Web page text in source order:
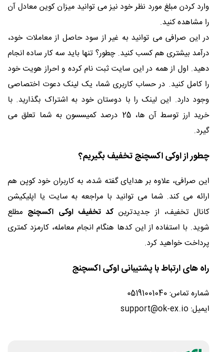
وارد کردن مبلغ مورد نظر خود نیز می توانید میزان کوین معادل آن
را مشاهده کنید.
در این صرافی می توانید به غیر از سود حاصل از معاملات خود،
درآمد بیشتری هم کسب کنید. چطور؟ تنها باید سه کار ساده انجام
دهید. اول از همه در این سایت ثبت نام کرده و احراز هویت خود
را کامل کنید. در حساب کاربری شما، یک لینک دعوت اختصاصی
وجود دارد. این لینک را با دوستان خود به اشتراک بگذارید. با
خرید ارز توسط آن ها، 25 درصد کمیسسون به شما تعلق می
گیرد.
چطور از اوکی اکسچنج تخفیف بگیریم؟
این صرافی، علاوه بر هدایای گفته شده، به کاربران خود کوپن هم
ارائه می کند. شما می توانید با مراجعه به سایت یا اپلیکیشن
کانال تخفیف، از جدیدترینکد تخفیف اوکی اکسچنج مطلع
شوید. با استفاده از این کدها هنگام انجام معامله، کارمزد کمتری
پرداخت خواهید کرد.
راه های ارتباط با پشتیبانی اوکی اکسچنج
شماره تماس: 05191001040
ایمیل: support@ok-ex.io